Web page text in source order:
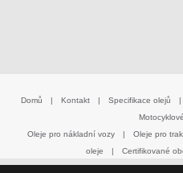
Domů | Kontakt | Specifikace olejů |
Oleje pro nákladní vozy
| Oleje pro
oleje
| Certifikované